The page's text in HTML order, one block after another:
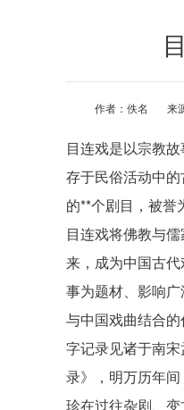
作者：佚名 来
目连戏是以宗教
存于民俗活动中
的**个剧目，被誉
目连戏将佛教与
来，成为中国古
事为题材、影响
与中国戏曲结合
字记录见诸于南宋
录》，明万历年
珍在过往杂剧、 变